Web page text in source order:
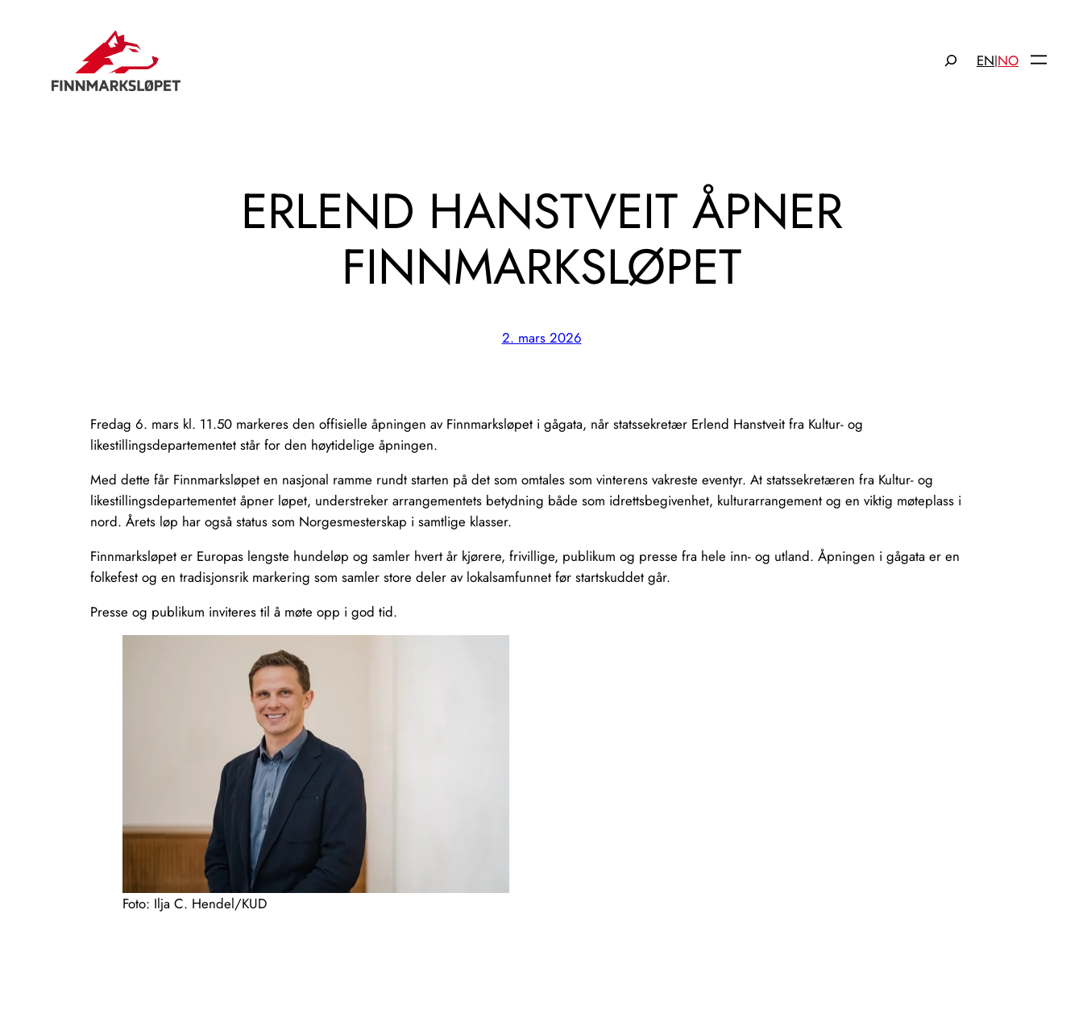
EN|NO
ERLEND HANSTVEIT ÅPNER
FINNMARKSLØPET
2. mars 2026
Fredag 6. mars kl. 11.50 markeres den offisielle åpningen av Finnmarksløpet i gågata, når statssekretær Erlend Hanstveit fra Kultur- og
likestillingsdepartementet står for den høytidelige åpningen.
Med dette får Finnmarksløpet en nasjonal ramme rundt starten på det som omtales som vinterens vakreste eventyr. At statssekretæren fra Kultur- og
likestillingsdepartementet åpner løpet, understreker arrangementets betydning både som idrettsbegivenhet, kulturarrangement og en viktig møteplass i
nord. Årets løp har også status som Norgesmesterskap i samtlige klasser.
Finnmarksløpet er Europas lengste hundeløp og samler hvert år kjørere, frivillige, publikum og presse fra hele inn- og utland. Åpningen i gågata er en
folkefest og en tradisjonsrik markering som samler store deler av lokalsamfunnet før startskuddet går.
Presse og publikum inviteres til å møte opp i god tid.
Foto: Ilja C. Hendel/KUD